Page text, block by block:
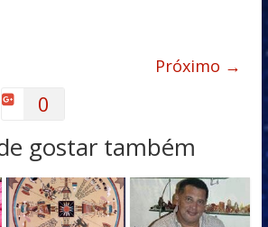
Próximo →
0
gostar também